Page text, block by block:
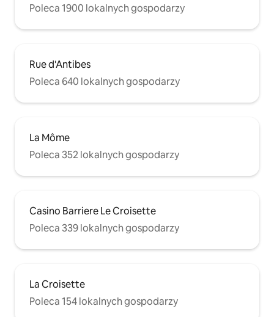
Poleca 1900 lokalnych gospodarzy
Rue d'Antibes
Poleca 640 lokalnych gospodarzy
La Môme
Poleca 352 lokalnych gospodarzy
Casino Barriere Le Croisette
Poleca 339 lokalnych gospodarzy
La Croisette
Poleca 154 lokalnych gospodarzy